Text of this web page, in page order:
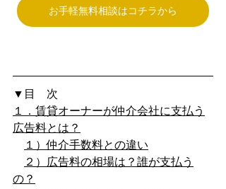
お手軽無料相談はコチラから
▼目　次
１．賃貸オーナーが仲介会社に支払う
広告料とは？
１）仲介手数料との違い
２）広告料の相場は？誰が支払う
の？